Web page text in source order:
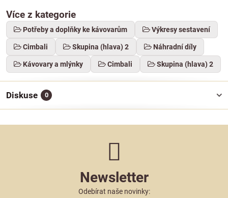
Více z kategorie
Potřeby a doplňky ke kávovarům Výkresy sestavení
Cimbali Skupina (hlava) 2 Náhradní díly
Kávovary a mlýnky Cimbali Skupina (hlava) 2
Diskuse 0
Newsletter
Odebírat naše novinky: